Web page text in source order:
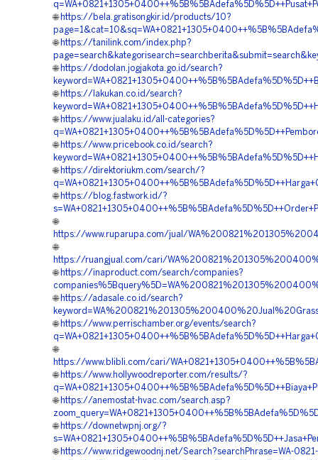
🌐 https://bela.gratisongkir.id/products/10?
🌐 https://tanilink.com/index.php?
🌐 https://dodolan.jogjakota.go.id/search?
🌐 https://lakukan.co.id/search?
🌐 https://www.jualaku.id/all-categories?
🌐 https://www.pricebook.co.id/search?
🌐 https://direktoriukm.com/search/?
🌐 https://blog.fastwork.id/?
🌐
https://www.ruparupa.com/jual/
🌐
https://ruangjual.com/cari/
🌐 https://inaproduct.com/search/companies?
🌐 https://adasale.co.id/search?
🌐 https://www.perrischamber.org/events/search?
🌐
https://www.blibli.com/cari/
🌐 https://www.hollywoodreporter.com/results/?
🌐 https://anemostat-hvac.com/search.asp?
🌐 https://downetwpnj.org/?
🌐 https://www.ridgewoodnj.net/Search?searchPhrase=WA-